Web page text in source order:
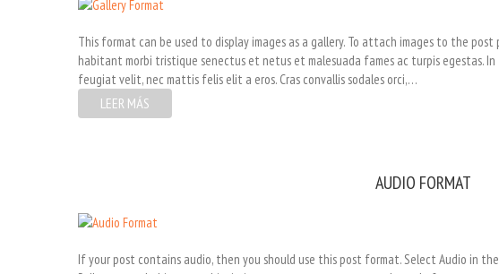
This format can be used to display images as a gallery. To attach images to the
habitant morbi tristique senectus et netus et malesuada fames ac turpis egestas.
feugiat velit, nec mattis felis elit a eros. Cras convallis sodales orci,…
LEER MÁS
AUDIO FORMAT
If your post contains audio, then you should use this post format. Select Audio in